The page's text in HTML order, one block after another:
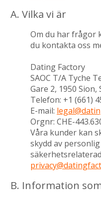
A. Vilka vi är
Om du har frågor
du kontakta oss
Dating Factory
SAOC T/A Tyche
Gare 2, 1950 Sion,
Telefon: +1 (661)
E-mail:
Orgnr: CHE-
Våra kunder kan
skydd av
B. Information